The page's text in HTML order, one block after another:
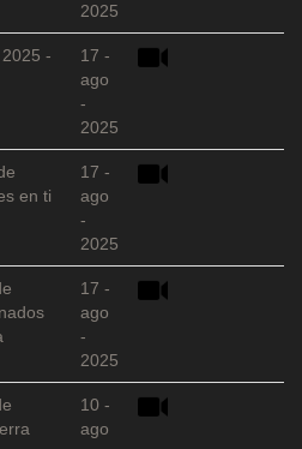
2025
-
17 -
ago
-
2025
en ti
17 -
ago
-
2025
17 -
ago
-
2025
10 -
ago